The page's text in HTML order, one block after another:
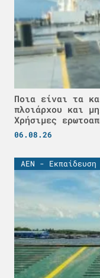
Ποια είναι τα
πλοιάρχου και
Χρήσιμες
06.08.26
ΑΕΝ - Εκπαίδευση